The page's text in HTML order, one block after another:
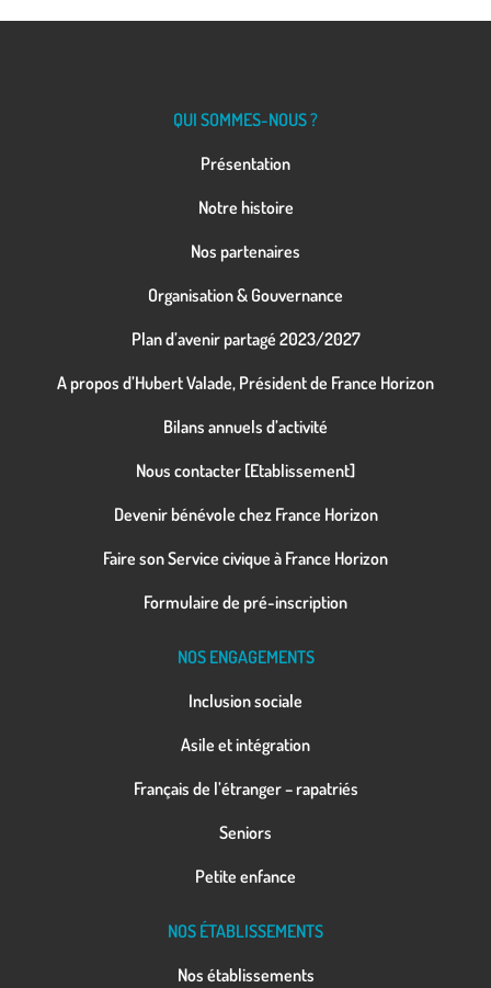
QUI SOMMES-NOUS ?
Présentation
Notre histoire
Nos partenaires
Organisation & Gouvernance
Plan d’avenir partagé 2023/2027
A propos d’Hubert Valade, Président de France Horizon
Bilans annuels d’activité
Nous contacter [Etablissement]
Devenir bénévole chez France Horizon
Faire son Service civique à France Horizon
Formulaire de pré-inscription
NOS ENGAGEMENTS
Inclusion sociale
Asile et intégration
Français de l’étranger – rapatriés
Seniors
Petite enfance
NOS ÉTABLISSEMENTS
Nos établissements